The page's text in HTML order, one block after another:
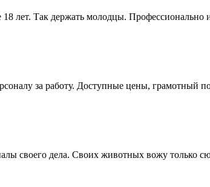
лет. Так держать молодцы. Профессионально
за работу. Доступные цены, грамотный
своего дела. Своих животных вожу только